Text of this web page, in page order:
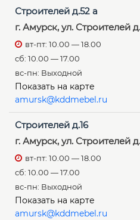
Строителей д.52 а
г. Амурск, ул. Строителей
вт-пт: 10.00 — 18.00
сб: 10.00 — 17.00
вс-пн: Выходной
Показать на карте
amursk@kddmebel.ru
Строителей д.16
г. Амурск, ул. Строителей
вт-пт: 10.00 — 18.00
сб: 10.00 — 17.00
вс-пн: Выходной
Показать на карте
amursk@kddmebel.ru